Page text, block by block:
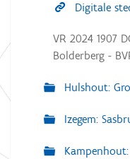
Digitale
VR 2024 1907
Bolderberg -
Hulshout:
Izegem: